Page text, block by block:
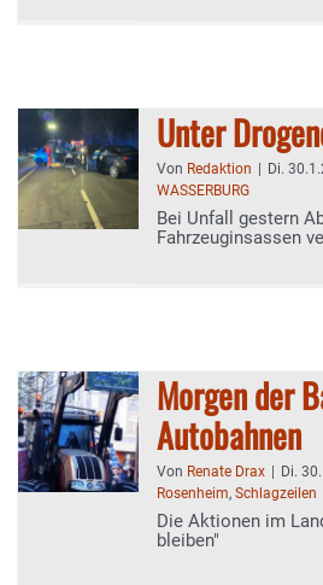
Unter
Von Redaktion Di.
WASSERBURG
Bei Unfall gestern
Fahrzeuginsassen
Morgen der
Autobahnen
Von Renate Drax Di.
Rosenheim, Schlagzeilen
Die Aktionen im
bleiben"